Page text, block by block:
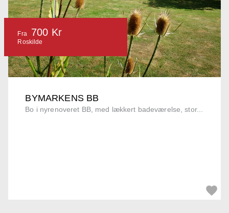
BYMARKENS BB
Bo i nyrenoveret BB, med lækkert badeværelse, stor...
Fra 700 Kr
Roskilde